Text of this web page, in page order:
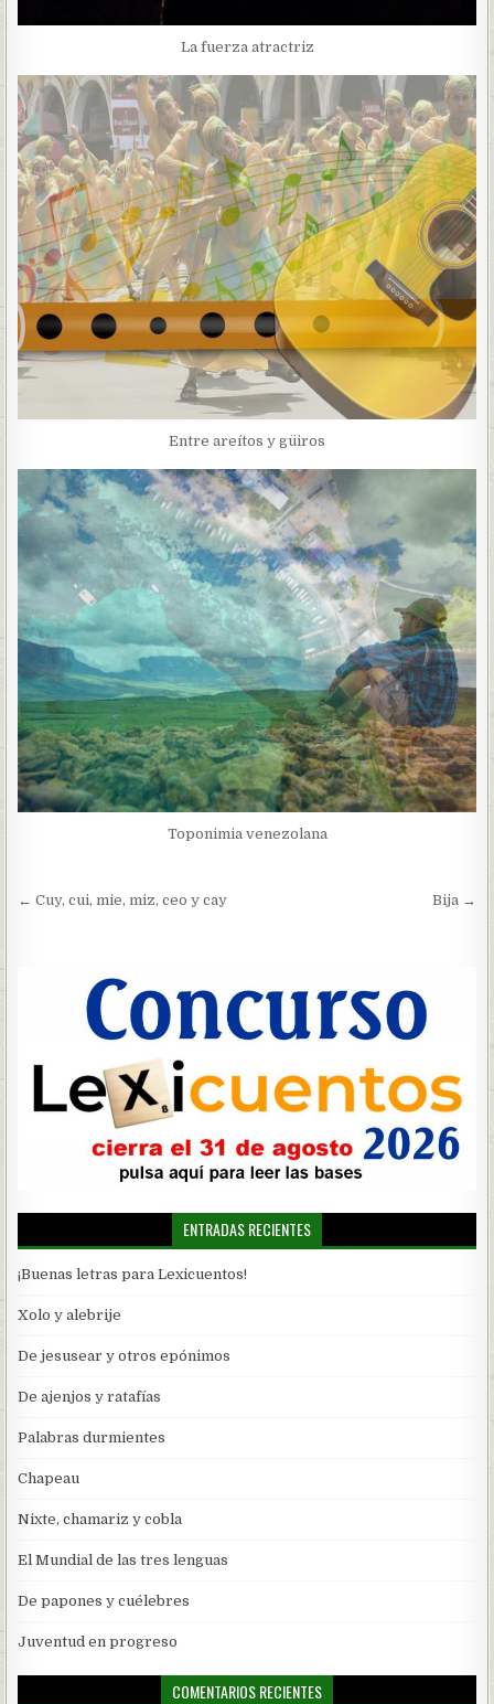
La fuerza atractriz
Entre areítos y güiros
Toponimia venezolana
Navegación
← Cuy, cui, mie, miz, ceo y cay Bija →
ENTRADAS RECIENTES
¡Buenas letras para Lexicuentos!
Xolo y alebrije
De jesusear y otros epónimos
De ajenjos y ratafías
Palabras durmientes
Chapeau
Nixte, chamariz y cobla
El Mundial de las tres lenguas
De papones y cuélebres
Juventud en progreso
COMENTARIOS RECIENTES